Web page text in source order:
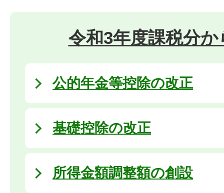
令和3年度課税分
公的年金等控除の改正
基礎控除の改正
所得金額調整額の創設